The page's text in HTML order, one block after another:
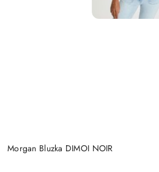
Morgan Bluzka DIMOI NOIR